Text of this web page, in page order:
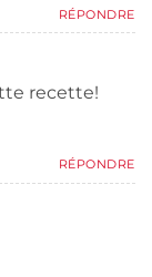
RÉPONDRE
recette!
RÉPONDRE